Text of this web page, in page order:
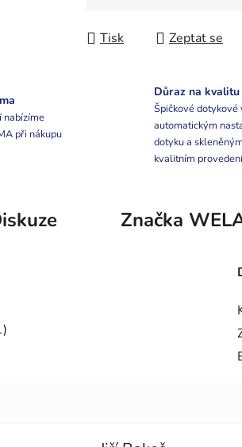
Tisk Zeptat se
nabízíme
při nákupu
Důraz na kvalitu
Špičkové dotykové
automatickým
dotyku a
kvalitním
Značka